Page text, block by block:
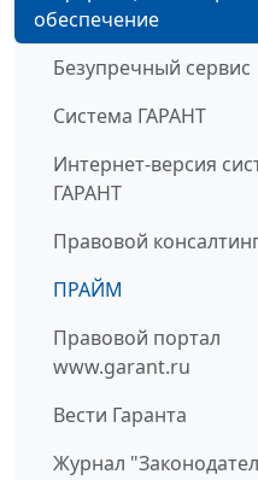
обеспечение
Безупречный сервис
Система ГАРАНТ
Интернет-версия
ГАРАНТ
Правовой
ПРАЙМ
Правовой портал
www.garant.ru
Вести Гаранта
Журнал